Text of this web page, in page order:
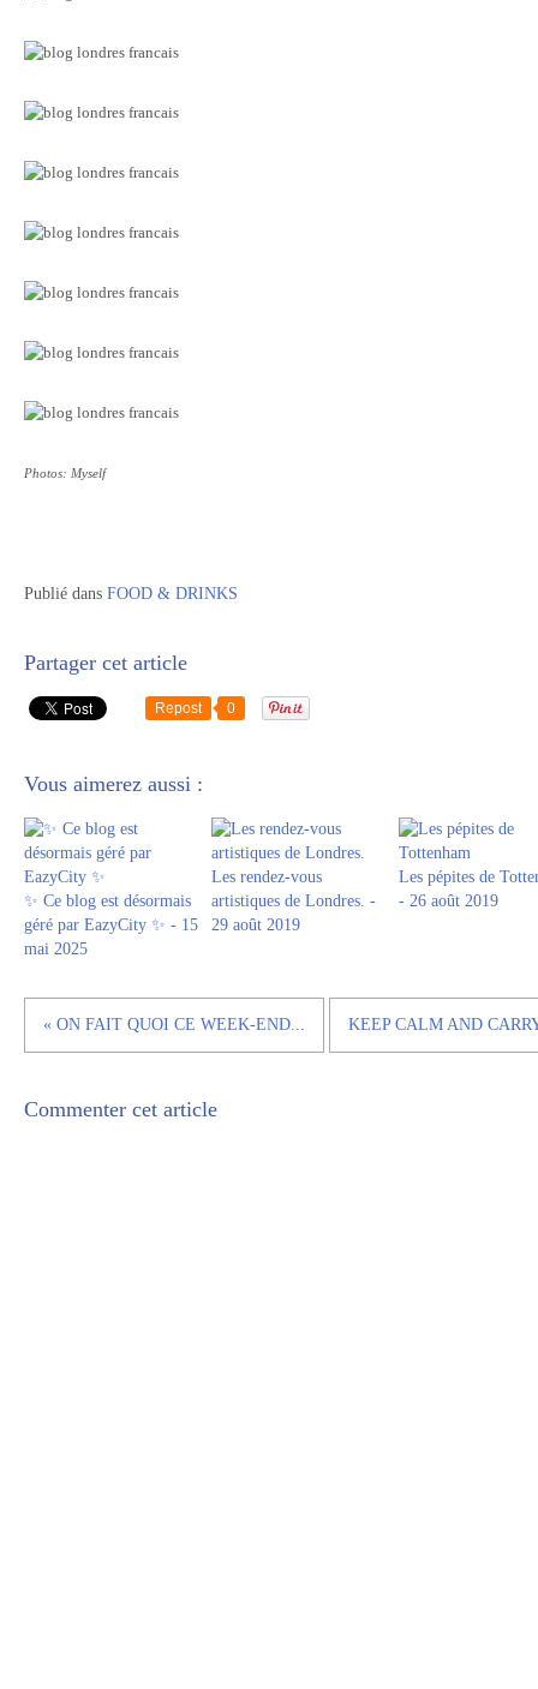
Photos: Myself
Publié dans FOOD & DRINKS
Partager cet article
Repost 0
Vous aimerez aussi :
✨ Ce blog est désormais
géré par EazyCity ✨ - 15
mai 2025
Les rendez-vous
artistiques de Londres. -
29 août 2019
Les pépites de
- 26 août 2019
« ON FAIT QUOI CE WEEK-END... KEEP CALM AND
Commenter cet article